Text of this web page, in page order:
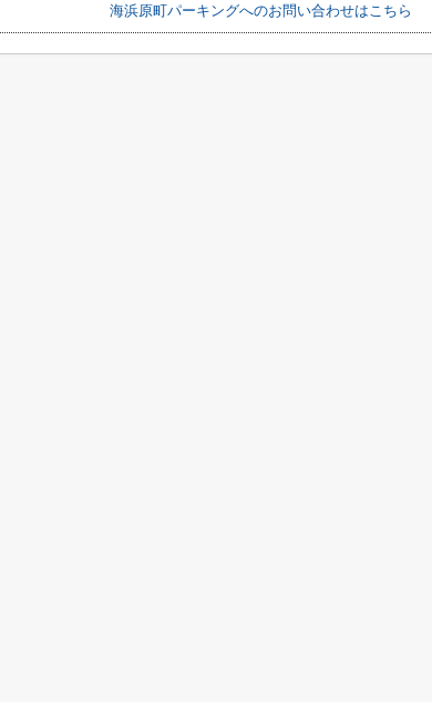
海浜原町パーキングへのお問い合わせはこちら